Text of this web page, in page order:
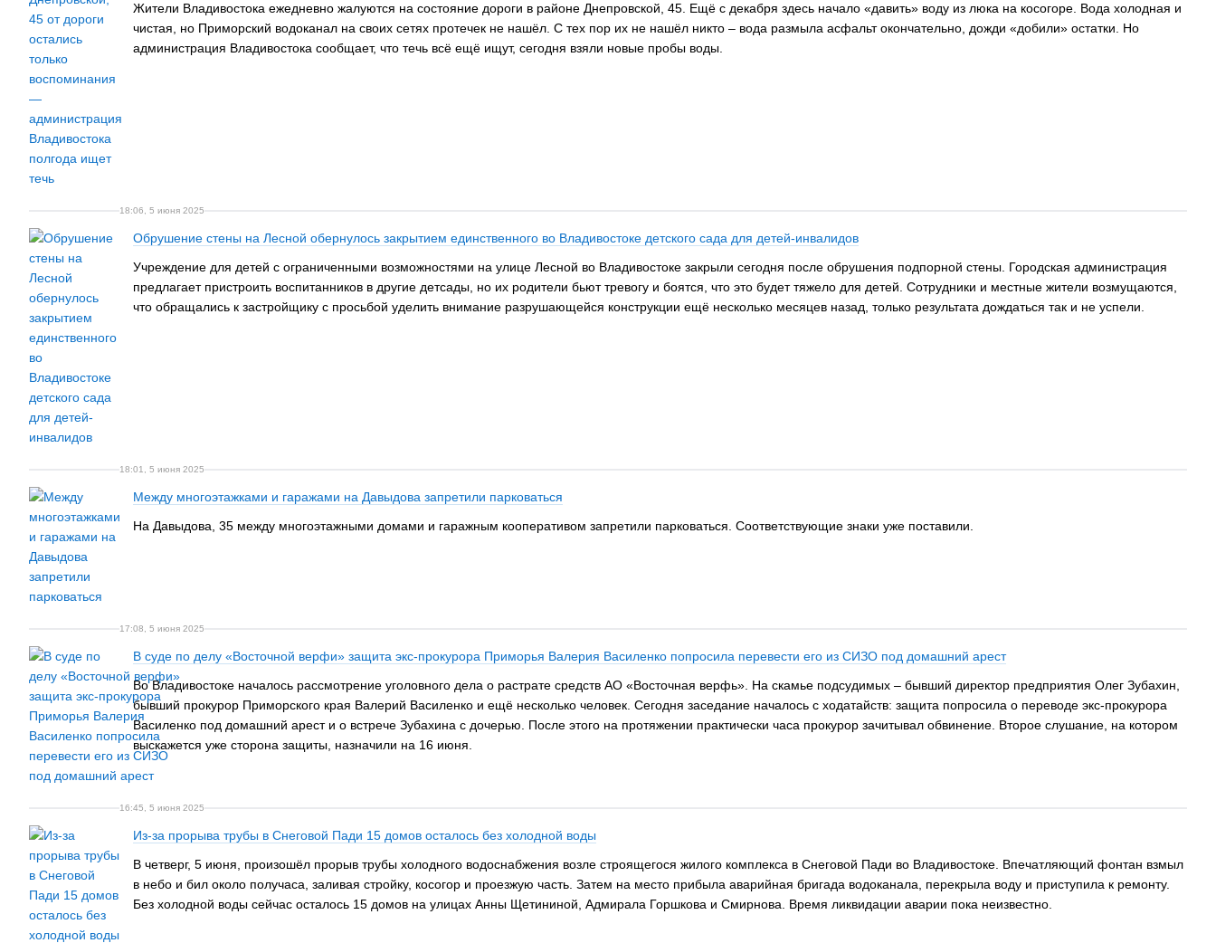
Жители Владивостока ежедневно жалуются на состояние дороги в районе Днепровской, 45. Ещё с декабря здесь начало «давить» воду из люка на косогоре. Вода холодная и
чистая, но Приморский водоканал на своих сетях протечек не нашёл. С тех пор их не нашёл никто – вода размыла асфальт окончательно, дожди «добили» остатки. Но
администрация Владивостока сообщает, что течь всё ещё ищут, сегодня взяли новые пробы воды.
18:06, 5 июня 2025
Обрушение стены на Лесной обернулось закрытием единственного во Владивостоке детского сада для детей-инвалидов
Учреждение для детей с ограниченными возможностями на улице Лесной во Владивостоке закрыли сегодня после обрушения подпорной стены. Городская администрация
предлагает пристроить воспитанников в другие детсады, но их родители бьют тревогу и боятся, что это будет тяжело для детей. Сотрудники и местные жители возмущаются,
что обращались к застройщику с просьбой уделить внимание разрушающейся конструкции ещё несколько месяцев назад, только результата дождаться так и не успели.
18:01, 5 июня 2025
Между многоэтажками и гаражами на Давыдова запретили парковаться
На Давыдова, 35 между многоэтажными домами и гаражным кооперативом запретили парковаться. Соответствующие знаки уже поставили.
17:08, 5 июня 2025
В суде по делу «Восточной верфи» защита экс-прокурора Приморья Валерия Василенко попросила перевести его из СИЗО под домашний арест
Во Владивостоке началось рассмотрение уголовного дела о растрате средств АО «Восточная верфь». На скамье подсудимых – бывший директор предприятия Олег Зубахин,
бывший прокурор Приморского края Валерий Василенко и ещё несколько человек. Сегодня заседание началось с ходатайств: защита попросила о переводе экс-прокурора
Василенко под домашний арест и о встрече Зубахина с дочерью. После этого на протяжении практически часа прокурор зачитывал обвинение. Второе слушание, на котором
выскажется уже сторона защиты, назначили на 16 июня.
16:45, 5 июня 2025
Из-за прорыва трубы в Снеговой Пади 15 домов осталось без холодной воды
В четверг, 5 июня, произошёл прорыв трубы холодного водоснабжения возле строящегося жилого комплекса в Снеговой Пади во Владивостоке. Впечатляющий фонтан взмыл
в небо и бил около получаса, заливая стройку, косогор и проезжую часть. Затем на место прибыла аварийная бригада водоканала, перекрыла воду и приступила к ремонту.
Без холодной воды сейчас осталось 15 домов на улицах Анны Щетининой, Адмирала Горшкова и Смирнова. Время ликвидации аварии пока неизвестно.